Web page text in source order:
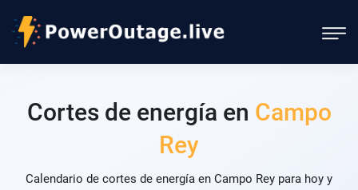
Cortes de energía en Campo
Rey
Calendario de cortes de energía en Campo Rey para hoy y